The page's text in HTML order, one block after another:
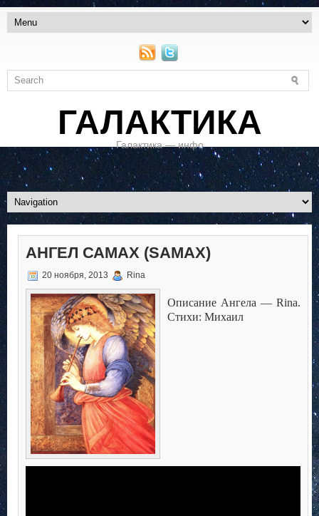
ГАЛАКТИКА
Галактика — инфо
АНГЕЛ САМАХ (SAMAX)
20 ноября, 2013 Rina
Описание Ангела — Rina.
Стихи: Михаил